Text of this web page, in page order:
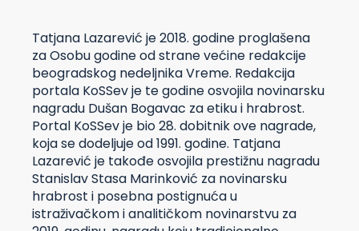
Tatjana Lazarević je 2018. godine proglašena
za Osobu godine od strane većine redakcije
beogradskog nedeljnika Vreme. Redakcija
portala KoSSev je te godine osvojila novinarsku
nagradu Dušan Bogavac za etiku i hrabrost.
Portal KoSSev je bio 28. dobitnik ove nagrade,
koja se dodeljuje od 1991. godine. Tatjana
Lazarević je takođe osvojila prestižnu nagradu
Stanislav Stasa Marinković za novinarsku
hrabrost i posebna postignuća u
istraživačkom i analitičkom novinarstvu za